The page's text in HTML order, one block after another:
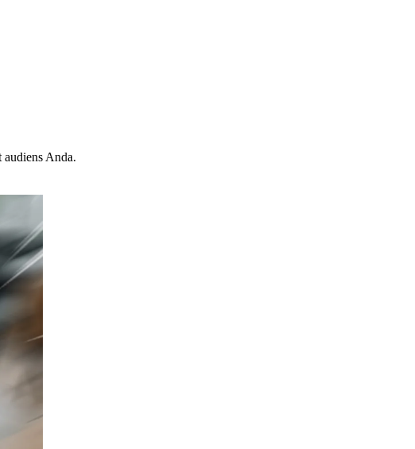
audiens Anda.